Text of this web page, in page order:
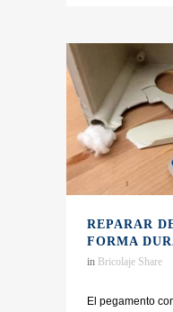
REPARAR
FORMA
in Bricolaje Share
El pegamento